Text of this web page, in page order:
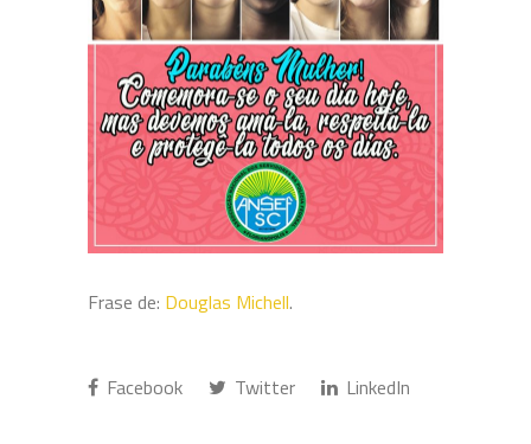
Frase de: Douglas Michell.
Facebook Twitter LinkedIn